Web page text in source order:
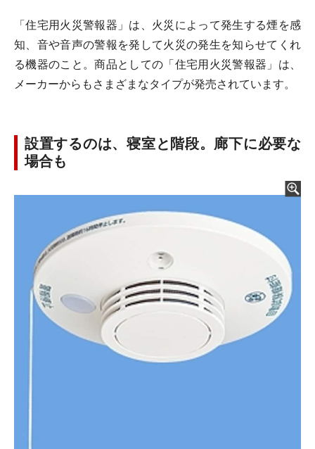
「住宅用火災警報器」は、火災によって発生する煙を感
知、音や音声の警報を発して火災の発生を知らせてくれ
る機器のこと。商品としての「住宅用火災警報器」は、
メーカーからもさまざまなタイプが発売されています。
設置するのは、寝室と階段。廊下に必要な
場合も